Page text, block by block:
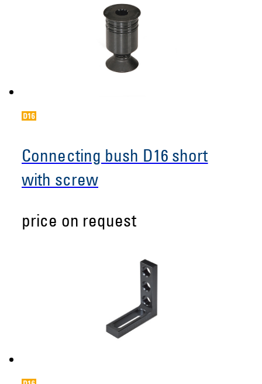
Connecting bush D16 short
with screw
price on request